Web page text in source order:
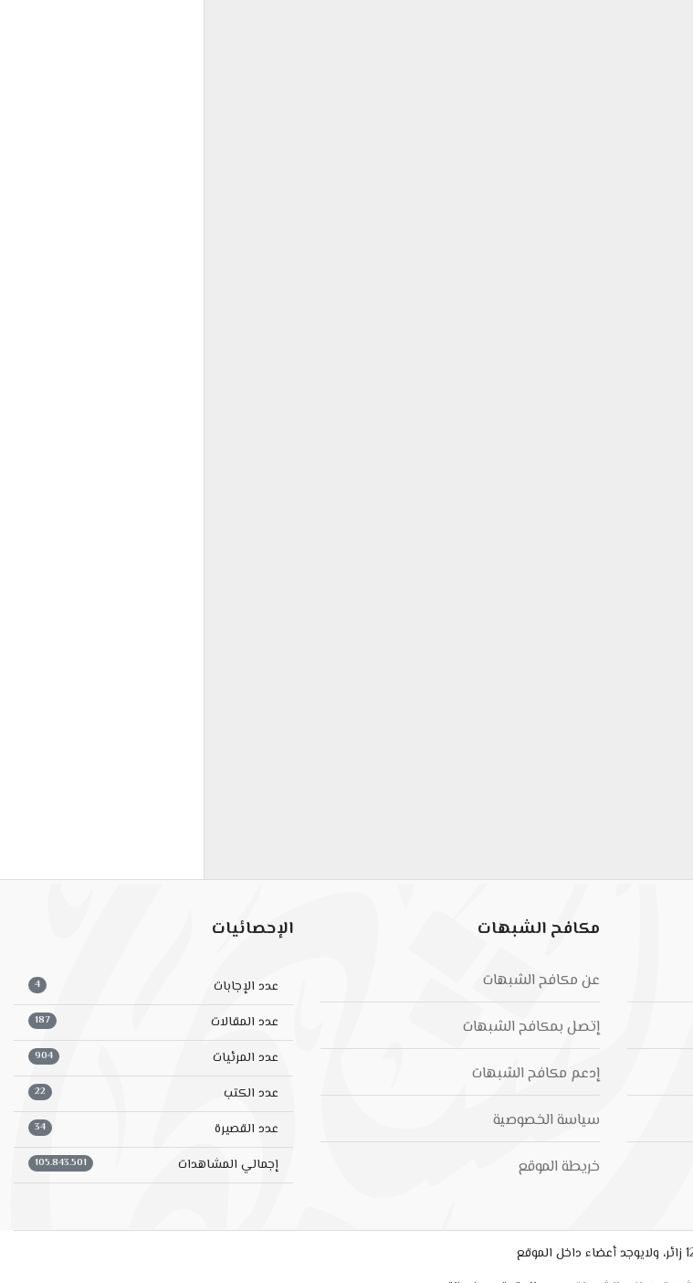
مكافح الشبهات
عن مكافح الشبهات
إتصل بمكافح الشبهات
إدعم مكافح الشبهات
سياسة الخصوصية
خريطة الموقع
الإحصائيات
عدد الإجابات 4
عدد المقالات 187
عدد المرئيات 904
عدد الكتب 22
عدد القصيرة 34
إجمالي المشاهدات 105.843.501